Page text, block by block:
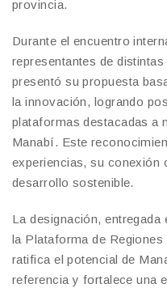
provincia.
Durante el encuentro
representantes de
presentó su propuesta
la innovación, logrando
plataformas destacadas a
Manabí. Este
experiencias, su conexión
desarrollo sostenible.
La designación, entregada
la Plataforma de
ratifica el potencial de
referencia y fortalece una